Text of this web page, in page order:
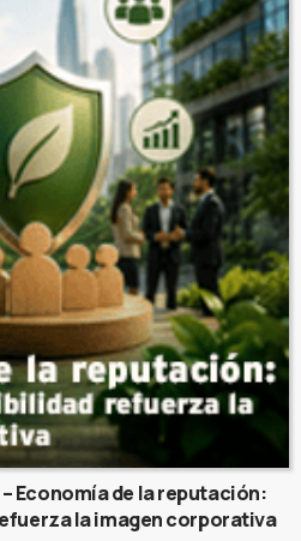
Economía de la reputación:
la imagen corporativa